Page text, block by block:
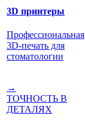
3D принтеры
Профессиональная
3D-печать для
стоматологии
→
ТОЧНОСТЬ В
ДЕТАЛЯХ